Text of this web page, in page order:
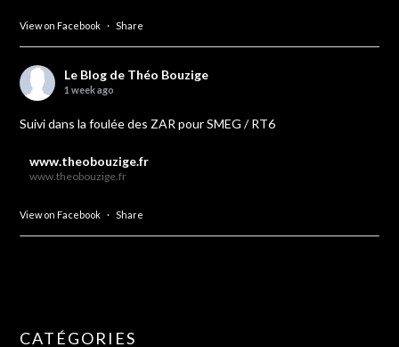
View on Facebook · Share
Le Blog de Théo Bouzige
1 week ago
Suivi dans la foulée des ZAR pour SMEG / RT6
www.theobouzige.fr
www.theobouzige.fr
View on Facebook · Share
CATÉGORIES